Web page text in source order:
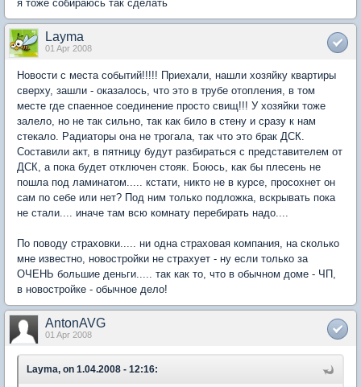
я тоже собираюсь так сделать
Layma
01 Apr 2008
Новости с места событий!!!!! Приехали, нашли хозяйку квартиры
сверху, зашли - оказалось, что это в трубе отопления, в том
месте где спаенное соединение просто свищ!!! У хозяйки тоже
залело, но не так сильно, так как било в стену и сразу к нам
стекало. Радиаторы она не трогала, так что это брак ДСК.
Составили акт, в пятницу будут разбираться с представителем от
ДСК, а пока будет отключен стояк. Боюсь, как бы плесень не
пошла под ламинатом..... кстати, никто не в курсе, просохнет он
сам по себе или нет? Под ним только подложка, вскрывать пока
не стали.... иначе там всю комнату перебирать надо....
По поводу страховки..... ни одна страховая компания, на сколько
мне известно, новостройки не страхует - ну если только за
ОЧЕНЬ большие деньги..... так как то, что в обычном доме - ЧП,
в новостройке - обычное дело!
AntonAVG
01 Apr 2008
Layma, on 1.04.2008 - 12:16: